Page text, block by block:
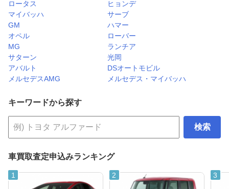
ロータス
ヒョンデ
マイバッハ
サーブ
GM
ハマー
オペル
ローバー
MG
ランチア
サターン
光岡
アバルト
DSオートモビル
メルセデスAMG
メルセデス・マイバッハ
キーワードから探す
検索
車買取査定申込みランキング